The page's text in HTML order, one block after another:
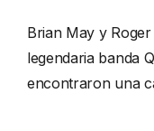
Brian May y
legendaria banda
encontraron una